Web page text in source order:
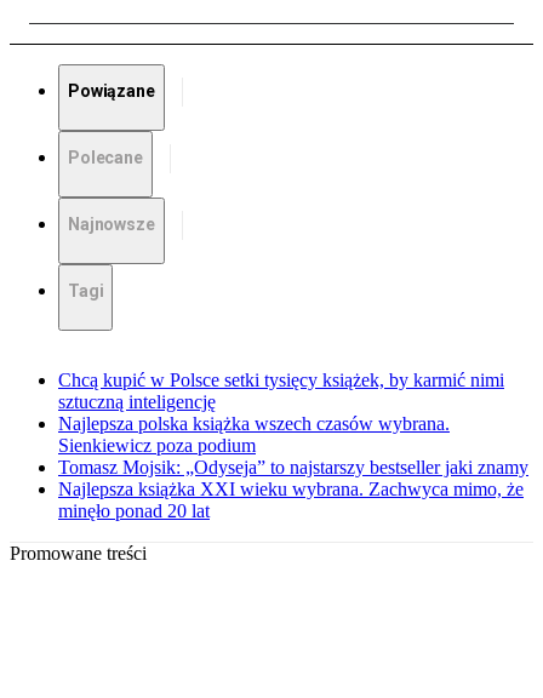
Powiązane
Polecane
Najnowsze
Tagi
Chcą kupić w Polsce setki tysięcy książek, by karmić nimi
sztuczną inteligencję
Najlepsza polska książka wszech czasów wybrana.
Sienkiewicz poza podium
Tomasz Mojsik: „Odyseja” to najstarszy bestseller jaki znamy
Najlepsza książka XXI wieku wybrana. Zachwyca mimo, że
minęło ponad 20 lat
Promowane treści